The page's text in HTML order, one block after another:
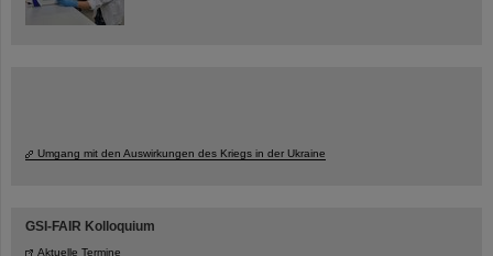
Umgang mit den Auswirkungen des Kriegs in der Ukraine
GSI-FAIR Kolloquium
Aktuelle Termine